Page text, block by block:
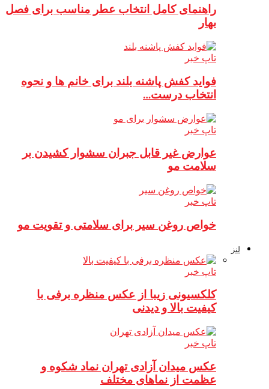
راهنمای کامل انتخاب عطر مناسب برای فصل
بهار
تاپ خبر
فواید کفش پاشنه بلند برای خانم ها و نحوه
انتخاب درست…
تاپ خبر
عوارض غیر قابل جبران سشوار کشیدن بر
سلامت مو
تاپ خبر
خواص روغن سیر برای سلامتی و تقویت مو
لنز
تاپ خبر
کلکسیونی زیبا از عکس منظره برفی با
کیفیت بالا و دیدنی
تاپ خبر
عکس میدان آزادی تهران نماد شکوه و
عظمت از نماهای مختلف